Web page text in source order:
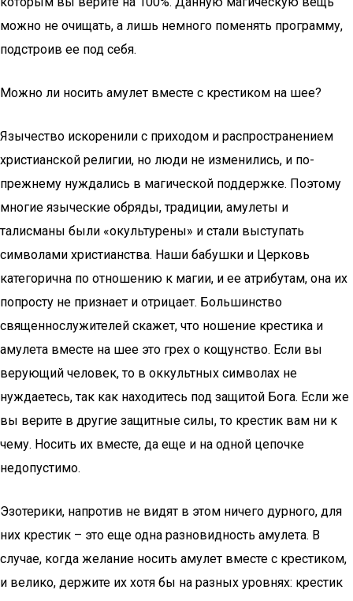
можно не очищать, а лишь немного поменять программу,
подстроив ее под себя.
Можно ли носить амулет вместе с крестиком на шее?
Язычество искоренили с приходом и распространением
христианской религии, но люди не изменились, и по-
прежнему нуждались в магической поддержке. Поэтому
многие языческие обряды, традиции, амулеты и
талисманы были «окультурены» и стали выступать
символами христианства. Наши бабушки и Церковь
категорична по отношению к магии, и ее атрибутам, она их
попросту не признает и отрицает. Большинство
священнослужителей скажет, что ношение крестика и
амулета вместе на шее это грех о кощунство. Если вы
верующий человек, то в оккультных символах не
нуждаетесь, так как находитесь под защитой Бога. Если же
вы верите в другие защитные силы, то крестик вам ни к
чему. Носить их вместе, да еще и на одной цепочке
недопустимо.
Эзотерики, напротив не видят в этом ничего дурного, для
них крестик – это еще одна разновидность амулета. В
случае, когда желание носить амулет вместе с крестиком,
и велико, держите их хотя бы на разных уровнях: крестик